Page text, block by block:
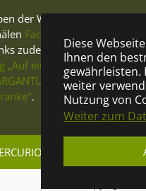
Diese
Ihnen den
gewährleisten.
weiter
Nutzung von
Weiter zum
der Website sowie den
Facebook
zudem den trink- und
„Auf ein Glas"und beteiligt
- Gespräche über
.
DRINKS